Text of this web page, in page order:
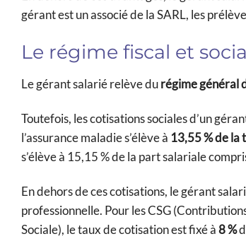
gérant est un associé de la SARL, les
Le régime fiscal et
Le gérant salarié relève durégime général
Toutefois, les cotisations sociales d’un
l’assurance maladie s’élève à 13,55 % de la
s’élève à 15,15 % de la part salariale
En dehors de ces cotisations, le gérant
professionnelle. Pour les CSG
Sociale), le taux de cotisation est fixé à8 %